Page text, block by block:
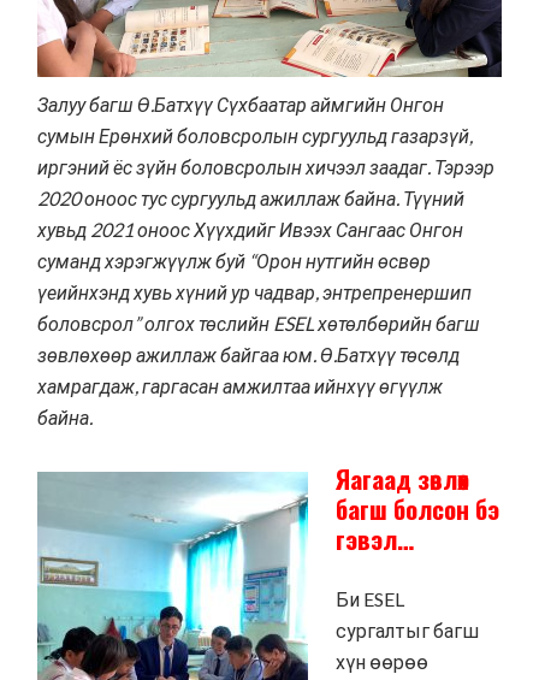
Залуу багш Ө.Батхүү Сүхбаатар аймгийн Онгон
сумын Ерөнхий боловсролын сургуульд газарзүй,
иргэний ёс зүйн боловсролын хичээл заадаг. Тэрээр
2020 оноос тус сургуульд ажиллаж байна. Түүний
хувьд 2021 оноос Хүүхдийг Ивээх Сангаас Онгон
суманд хэрэгжүүлж буй “Орон нутгийн өсвөр
үеийнхэнд хувь хүний ур чадвар, энтрепренершип
боловсрол”олгох төслийн ESEL хөтөлбөрийн багш
зөвлөхөөр ажиллаж байгаа юм. Ө.Батхүү төсөлд
хамрагдаж, гаргасан амжилтаа ийнхүү өгүүлж
байна.
Яагаад зөвлөх
багш болсон бэ
гэвэл…
Би ESEL
сургалтыг багш
хүн өөрөө